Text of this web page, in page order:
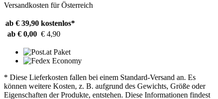
Versandkosten für Österreich
ab € 39,90 kostenlos*
ab € 0,00 € 4,90
* Diese Lieferkosten fallen bei einem Standard-Versand an. Es
können weitere Kosten, z. B. aufgrund des Gewichts, Größe oder
Eigenschaften der Produkte, entstehen. Diese Informationen findest